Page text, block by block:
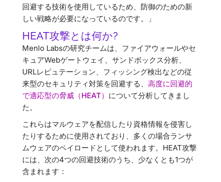
回避する技術を使用しているため、防御のための新
しい戦略が必要になっているのです。」
HEAT攻撃とは何か?
Menlo Labsの研究チームは、ファイアウォールやセ
キュアWebゲートウェイ、サンドボックス分析、
URLレピュテーション、フィッシング検出などの従
来型のセキュリティ対策を回避する、 高度に回避的
で適応型の脅威（HEAT） について分析してきまし
た。
これらはマルウェアを配信したり資格情報を侵害し
たりするために使用されており、多くの場合ランサ
ムウェアのペイロードとして使われます。HEAT攻撃
には、次の4つの回避技術のうち、少なくとも1つが
含まれます：